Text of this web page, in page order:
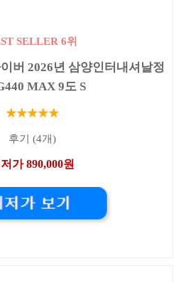
SELLER 6위
버 2026년 삼양인터내셔날정
MAX 9도 S
★★★★★
후기 (4개)
가 890,000원